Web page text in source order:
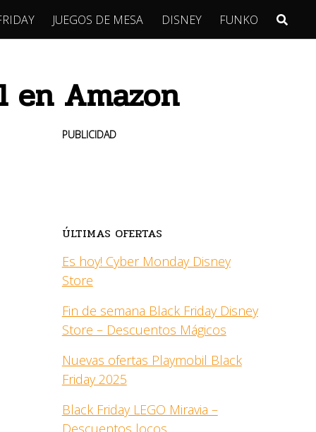
JUEGOS DE MESA DISNEY FUNKO
en Amazon
PUBLICIDAD
ÚLTIMAS OFERTAS
Es hoy! Cyber Monday Disney
Store
Fin de semana Black Friday Disney
Store – Descuentos Mágicos
Nuevas ofertas Playmobil Black
Friday 2025
Black Friday LEGO Miravia –
Descuentos locos